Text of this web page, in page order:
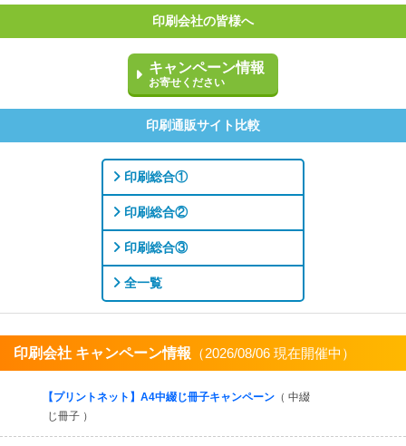
印刷会社の皆様へ
キャンペーン情報
お寄せください
印刷通販サイト比較
印刷総合①
印刷総合②
印刷総合③
全一覧
印刷会社 キャンペーン情報 （2026/08/06 現在開催中）
【プリントネット】A4中綴じ冊子キャンペーン （ 中綴
じ冊子 ）